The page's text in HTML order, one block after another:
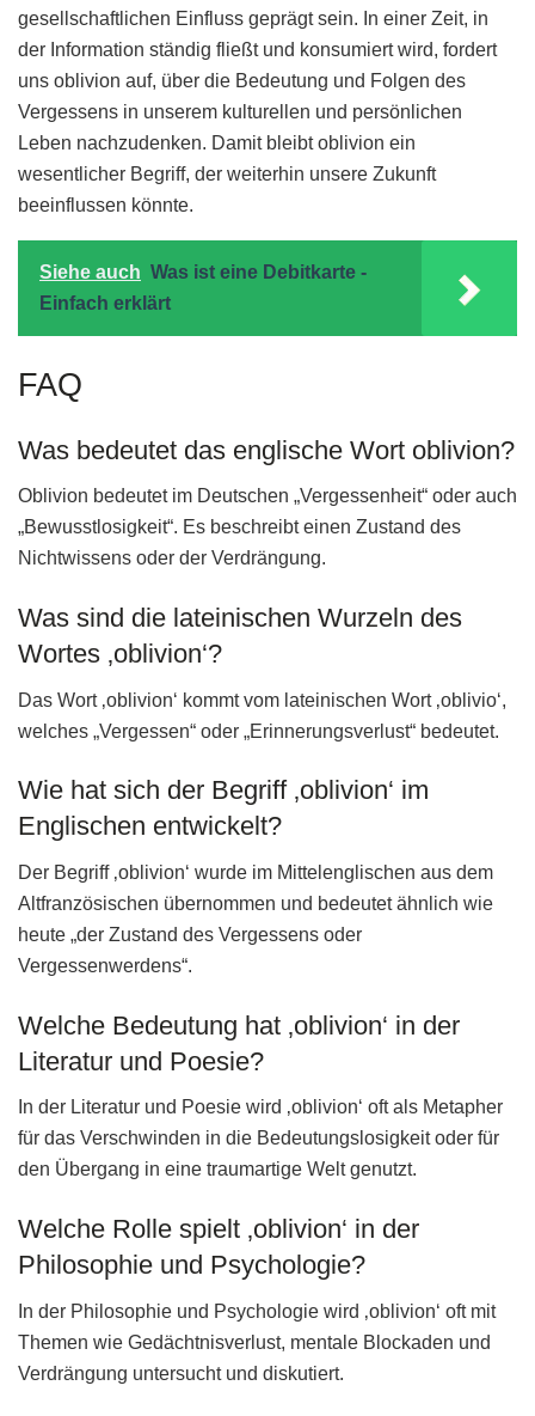
gesellschaftlichen Einfluss geprägt sein. In einer Zeit, in
der Information ständig fließt und konsumiert wird, fordert
uns oblivion auf, über die Bedeutung und Folgen des
Vergessens in unserem kulturellen und persönlichen
Leben nachzudenken. Damit bleibt oblivion ein
wesentlicher Begriff, der weiterhin unsere Zukunft
beeinflussen könnte.
Siehe auch Was ist eine Debitkarte -
Einfach erklärt
FAQ
Was bedeutet das englische Wort oblivion?
Oblivion bedeutet im Deutschen „Vergessenheit“ oder auch
„Bewusstlosigkeit“. Es beschreibt einen Zustand des
Nichtwissens oder der Verdrängung.
Was sind die lateinischen Wurzeln des
Wortes ‚oblivion‘?
Das Wort ‚oblivion‘ kommt vom lateinischen Wort ‚oblivio‘,
welches „Vergessen“ oder „Erinnerungsverlust“ bedeutet.
Wie hat sich der Begriff ‚oblivion‘ im
Englischen entwickelt?
Der Begriff ‚oblivion‘ wurde im Mittelenglischen aus dem
Altfranzösischen übernommen und bedeutet ähnlich wie
heute „der Zustand des Vergessens oder
Vergessenwerdens“.
Welche Bedeutung hat ‚oblivion‘ in der
Literatur und Poesie?
In der Literatur und Poesie wird ‚oblivion‘ oft als Metapher
für das Verschwinden in die Bedeutungslosigkeit oder für
den Übergang in eine traumartige Welt genutzt.
Welche Rolle spielt ‚oblivion‘ in der
Philosophie und Psychologie?
In der Philosophie und Psychologie wird ‚oblivion‘ oft mit
Themen wie Gedächtnisverlust, mentale Blockaden und
Verdrängung untersucht und diskutiert.